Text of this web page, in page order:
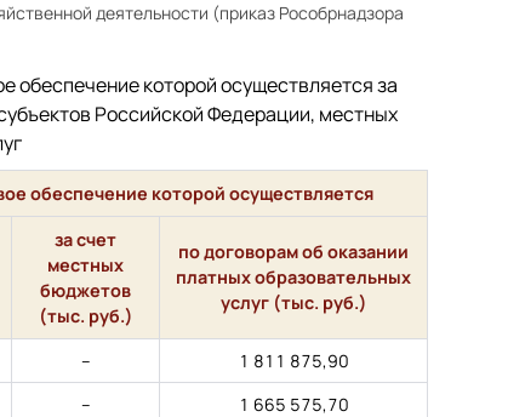
деятельности (приказ Рособрнадзора
которой осуществляется за
Российской Федерации, местных
обеспечение которой осуществляется
за счет
местных
бюджетов
(тыс. руб.)
по договорам об оказании
платных образовательных
услуг (тыс. руб.)
–
1 811 875,90
–
1 665 575,70